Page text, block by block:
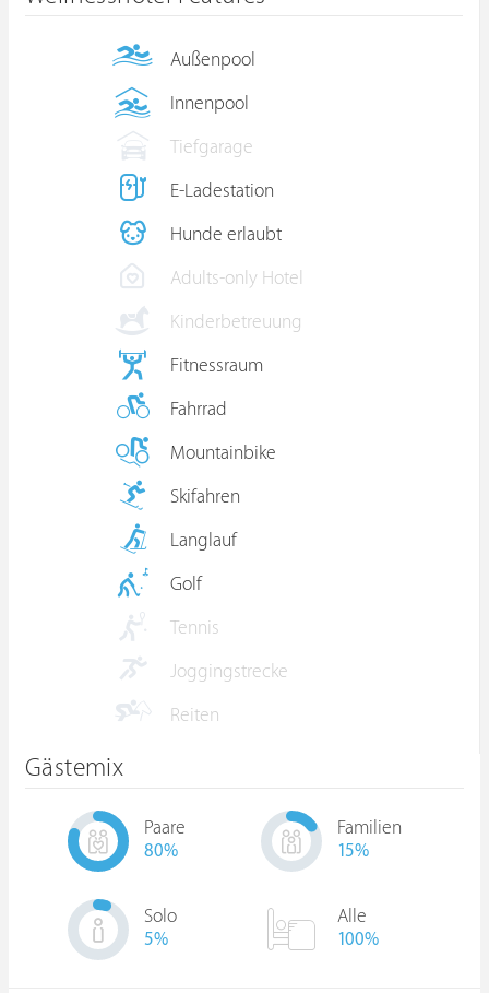
Außenpool
Innenpool
Tiefgarage
E-Ladestation
Hunde erlaubt
Adults-only Hotel
Kinderbetreuung
Fitnessraum
Fahrrad
Mountainbike
Skifahren
Langlauf
Golf
Tennis
Joggingstrecke
Reiten
Gästemix
Paare
80%
Familien
15%
Solo
5%
Alle
100%